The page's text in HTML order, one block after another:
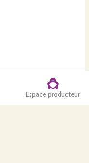
Espace producteur